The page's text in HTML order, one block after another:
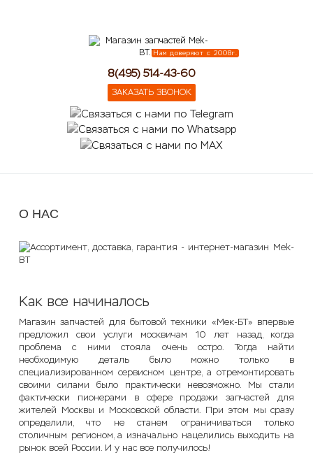
Нам доверяют с 2008г.
8(495) 514-43-60
ЗАКАЗАТЬ ЗВОНОК
О НАС
Как все начиналось
Магазин запчастей для бытовой техники «Мек-БТ» впервые
предложил свои услуги москвичам 10 лет назад, когда
проблема с ними стояла очень остро. Тогда найти
необходимую деталь было можно только в
специализированном сервисном центре, а отремонтировать
своими силами было практически невозможно. Мы стали
фактически пионерами в сфере продажи запчастей для
жителей Москвы и Московской области. При этом мы сразу
определили, что не станем ограничиваться только
столичным регионом, а изначально нацелились выходить на
рынок всей России. И у нас все получилось!